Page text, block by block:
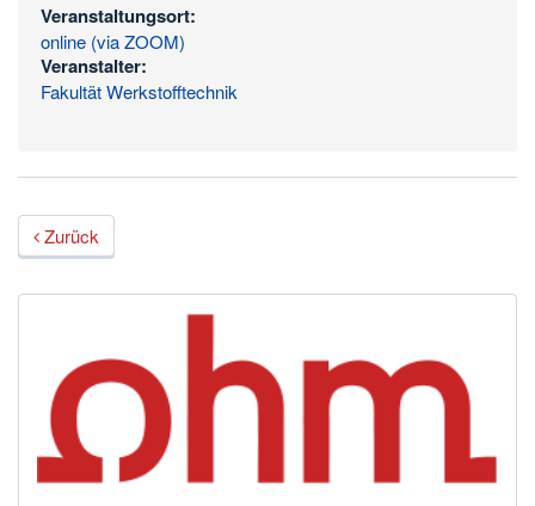
Veranstaltungsort:
online (via ZOOM)
Veranstalter:
Fakultät Werkstofftechnik
Zurück